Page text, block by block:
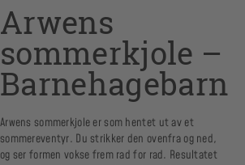
Arwens
sommerkjole –
Barnehagebarn
Arwens sommerkjole er som hentet ut av et
sommereventyr. Du strikker den ovenfra og ned,
og ser formen vokse frem rad for rad. Resultatet